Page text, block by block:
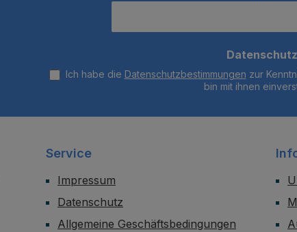
Datenschutz
Ich habe die Datenschutzbestimmungen zur
bin mit ihnen
Service
Impressum
Datenschutz
Allgemeine Geschäftsbedingungen